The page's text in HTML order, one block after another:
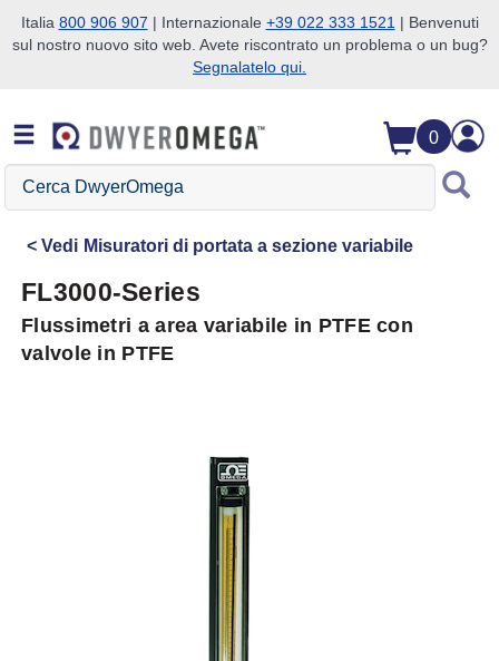
Salta alla ricerca
Salta al contenuto principale
Salta alla navigazione
Italia 800 906 907 | Internazionale +39 022 333 1521 | Benvenuti
sul nostro nuovo sito web. Avete riscontrato un problema o un bug?
Segnalatelo qui.
0
Cerca
DwyerOmega
Vedi Misuratori di portata a sezione variabile
FL3000-Series
Flussimetri a area variabile in PTFE con
valvole in PTFE